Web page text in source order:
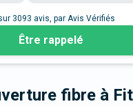
3093 avis, par Avis Vérifiés
Être rappelé
fibre à